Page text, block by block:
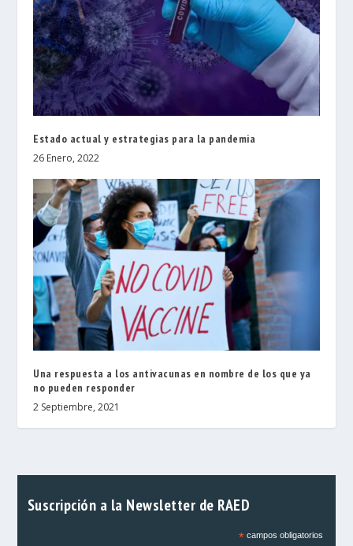
Estado actual y estrategias para la pandemia
26 Enero, 2022
Una respuesta a los antivacunas en nombre de los que ya
no pueden responder
2 Septiembre, 2021
Suscripción a la Newsletter de RAED
*campos obligatorios